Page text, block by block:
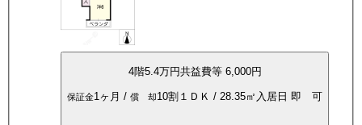
4階5.4万円共益費等 6,000円
保証金1ヶ月 /償 却10割 １ＤＫ /28.35㎡ 入居日 即 可